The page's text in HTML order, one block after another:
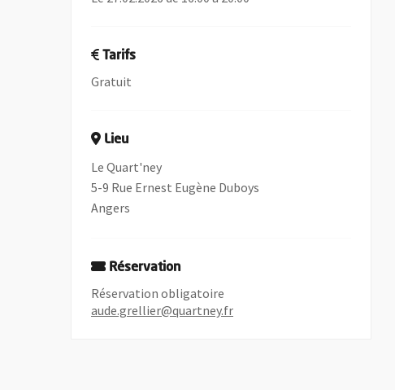
Tarifs
Gratuit
Lieu
Le Quart'ney
5-9 Rue Ernest Eugène Duboys
Angers
Réservation
Réservation obligatoire
aude.grellier@quartney.fr